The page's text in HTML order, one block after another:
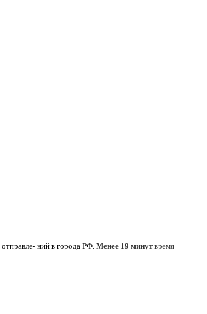
отправле- ний в города РФ. Менее 19 минутвремя